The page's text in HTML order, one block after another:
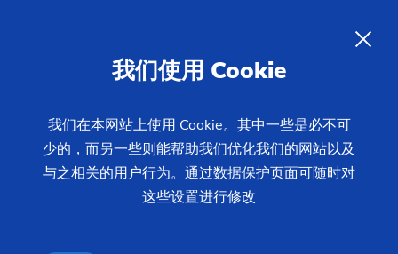
马克集团， 每一名员工均有理想的机会充分展现自
身才华、接受极具挑战性的任务、进一 步培养个人
兴趣和能力并在国际化企业中实现个人发展。
我们使用 Cookie
我们在本网站上使用 Cookie。其中一些是必不可
少的，而另一些则能帮助我们优化我们的网站以及
与之相关的用户行为。通过数据保护页面可随时对
这些设置进行修改